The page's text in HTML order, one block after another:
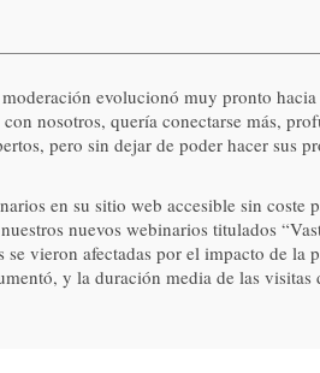
evolucionó muy pronto
nosotros, quería conectarse más,
pero sin dejar de poder hacer sus
en su sitio web accesible sin
nuevos webinarios titulados
vieron afectadas por el impacto de la
y la duración media de las